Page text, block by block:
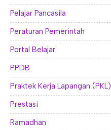
Pelajar Pancasila
Peraturan Pemerintah
Portal Belajar
PPDB
Praktek Kerja Lapangan (PKL)
Prestasi
Ramadhan